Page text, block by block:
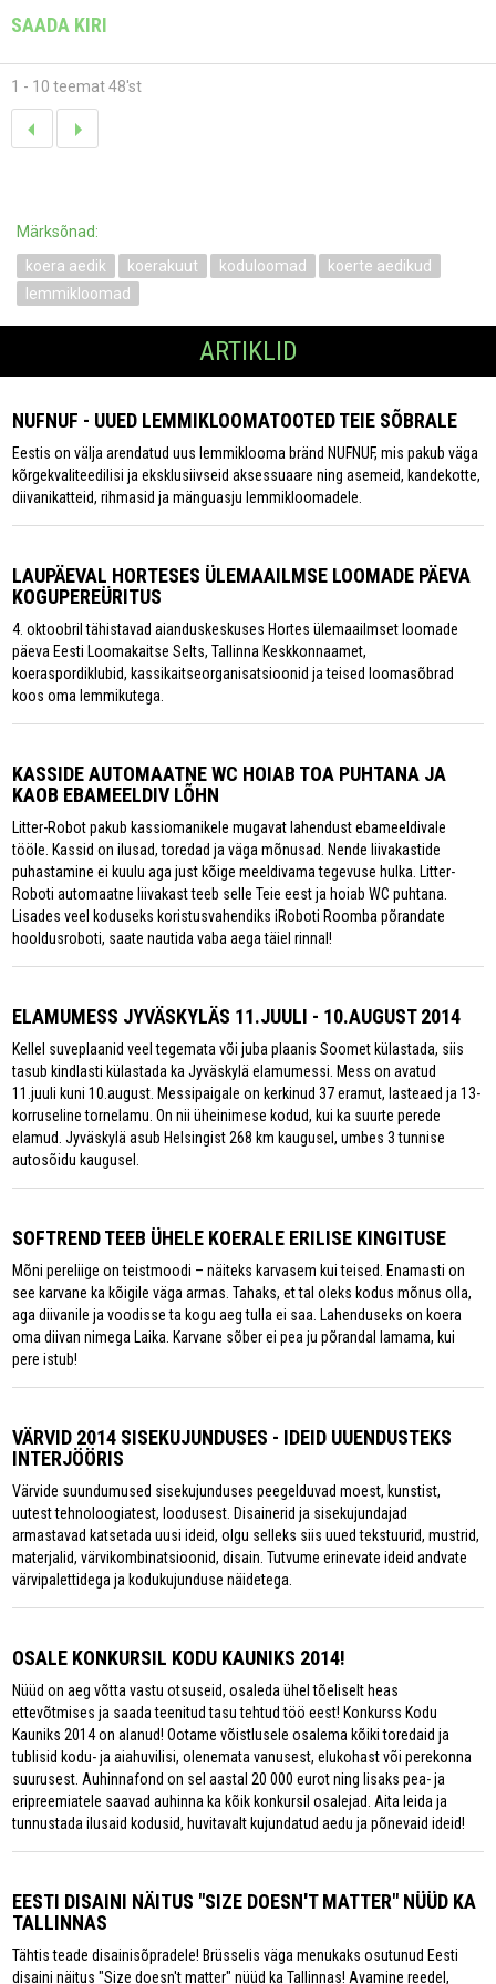
SAADA KIRI
1 - 10 teemat 48'st
Märksõnad:
koera aedik
koerakuut koduloomad
koerte aedikud
lemmikloomad
ARTIKLID
NUFNUF - UUED LEMMIKLOOMATOOTED TEIE SÕBRALE
Eestis on välja arendatud uus lemmiklooma bränd NUFNUF, mis pakub väga
kõrgekvaliteedilisi ja eksklusiivseid aksessuaare ning asemeid, kandekotte,
diivanikatteid, rihmasid ja mänguasju lemmikloomadele.
LAUPÄEVAL HORTESES ÜLEMAAILMSE LOOMADE PÄEVA
KOGUPEREÜRITUS
4. oktoobril tähistavad aianduskeskuses Hortes ülemaailmset loomade
päeva Eesti Loomakaitse Selts, Tallinna Keskkonnaamet,
koeraspordiklubid, kassikaitseorganisatsioonid ja teised loomasõbrad
koos oma lemmikutega.
KASSIDE AUTOMAATNE WC HOIAB TOA PUHTANA JA
KAOB EBAMEELDIV LÕHN
Litter-Robot pakub kassiomanikele mugavat lahendust ebameeldivale
tööle. Kassid on ilusad, toredad ja väga mõnusad. Nende liivakastide
puhastamine ei kuulu aga just kõige meeldivama tegevuse hulka. Litter-
Roboti automaatne liivakast teeb selle Teie eest ja hoiab WC puhtana.
Lisades veel koduseks koristusvahendiks iRoboti Roomba põrandate
hooldusroboti, saate nautida vaba aega täiel rinnal!
ELAMUMESS JYVÄSKYLÄS 11.JUULI - 10.AUGUST 2014
Kellel suveplaanid veel tegemata või juba plaanis Soomet külastada, siis
tasub kindlasti külastada ka Jyväskylä elamumessi. Mess on avatud
11.juuli kuni 10.august. Messipaigale on kerkinud 37 eramut, lasteaed ja 13-
korruseline tornelamu. On nii üheinimese kodud, kui ka suurte perede
elamud. Jyväskylä asub Helsingist 268 km kaugusel, umbes 3 tunnise
autosõidu kaugusel.
SOFTREND TEEB ÜHELE KOERALE ERILISE KINGITUSE
Mõni pereliige on teistmoodi – näiteks karvasem kui teised. Enamasti on
see karvane ka kõigile väga armas. Tahaks, et tal oleks kodus mõnus olla,
aga diivanile ja voodisse ta kogu aeg tulla ei saa. Lahenduseks on koera
oma diivan nimega Laika. Karvane sõber ei pea ju põrandal lamama, kui
pere istub!
VÄRVID 2014 SISEKUJUNDUSES - IDEID UUENDUSTEKS
INTERJÖÖRIS
Värvide suundumused sisekujunduses peegelduvad moest, kunstist,
uutest tehnoloogiatest, loodusest. Disainerid ja sisekujundajad
armastavad katsetada uusi ideid, olgu selleks siis uued tekstuurid, mustrid,
materjalid, värvikombinatsioonid, disain. Tutvume erinevate ideid andvate
värvipalettidega ja kodukujunduse näidetega.
OSALE KONKURSIL KODU KAUNIKS 2014!
Nüüd on aeg võtta vastu otsuseid, osaleda ühel tõeliselt heas
ettevõtmises ja saada teenitud tasu tehtud töö eest! Konkurss Kodu
Kauniks 2014 on alanud! Ootame võistlusele osalema kõiki toredaid ja
tublisid kodu- ja aiahuvilisi, olenemata vanusest, elukohast või perekonna
suurusest. Auhinnafond on sel aastal 20 000 eurot ning lisaks pea- ja
eripreemiatele saavad auhinna ka kõik konkursil osalejad. Aita leida ja
tunnustada ilusaid kodusid, huvitavalt kujundatud aedu ja põnevaid ideid!
EESTI DISAINI NÄITUS "SIZE DOESN'T MATTER" NÜÜD KA
TALLINNAS
Tähtis teade disainisõpradele! Brüsselis väga menukaks osutunud Eesti
disaini näitus "Size doesn't matter" nüüd ka Tallinnas! Avamine reedel,